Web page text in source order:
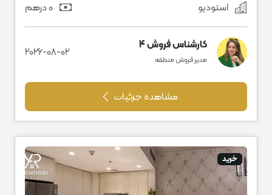
استودیو
کارشناس فروش 4
مدیر فروش منطقه
2026-08-02
مشاهده جزئیات
خرید